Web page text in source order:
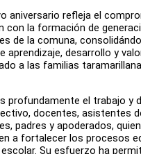
aniversario refleja el
con la formación de
de la comuna,
aprendizaje, desarrollo y
a las familias
profundamente el trabajo y
docentes, asistentes
padres y apoderados,
a fortalecer los procesos
Su esfuerzo ha